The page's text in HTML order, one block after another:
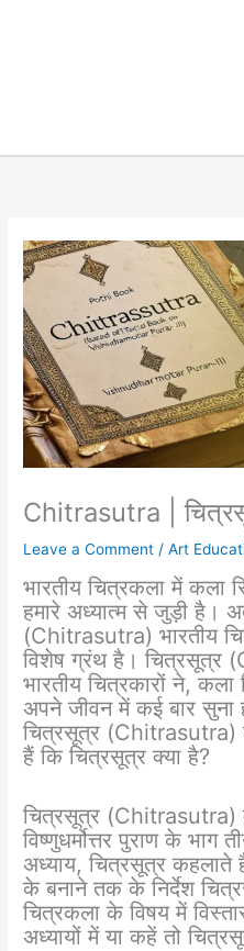
Chitrasutra |
Leave a Comment /Art
भारतीय चित्रकला में कला
हमारे अध्यात्म से जुड़ी है।
(Chitrasutra) भारतीय
विशेष ग्रंथ है। चित्रसूत्र
भारतीय चित्रकारों ने, कला
अपने जीवन में कई बार सुना
चित्रसूत्र (Chitrasutra)
हैं कि चित्रसूत्र क्या है?
चित्रसूत्र (Chitrasutra)
विष्णुधर्मोत्तर पुराण के
अध्याय, चित्रसूत्र कहलाते
के बनाने तक के निर्देश
चित्रकला के विषय में
अध्यायों में या कहें तो